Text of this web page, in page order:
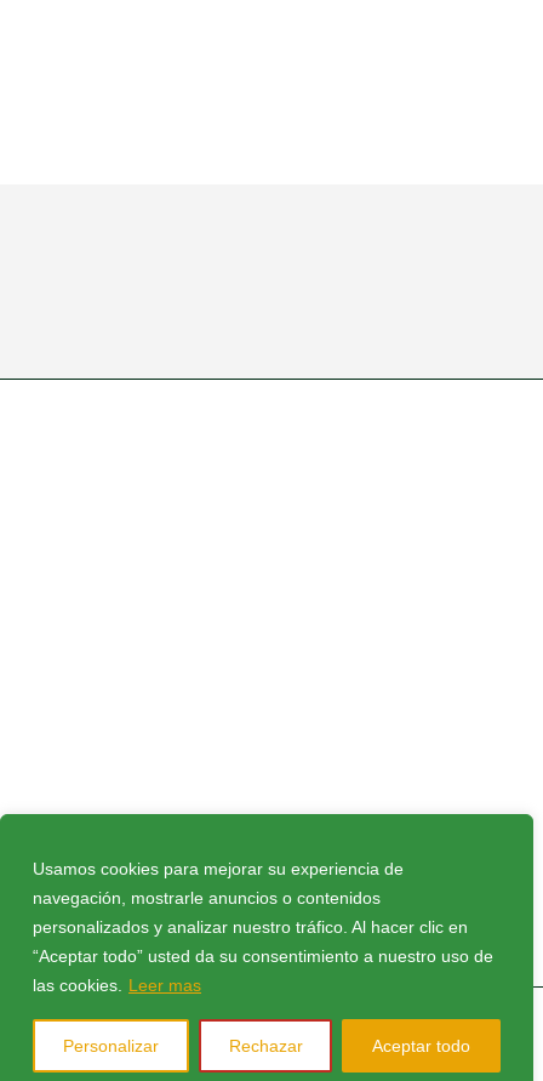
Usamos cookies para mejorar su experiencia de
navegación, mostrarle anuncios o contenidos
personalizados y analizar nuestro tráfico. Al hacer clic en
“Aceptar todo” usted da su consentimiento a nuestro uso de
las cookies.
Leer mas
Personalizar Rechazar Aceptar todo
Política de privacidad|Política de cookies
Aviso Legal|Compromiso Ley Protección de
© 2026 Todos los derechos reservados CB Peñas
Huesca. Web diseñada porPosaDigital –